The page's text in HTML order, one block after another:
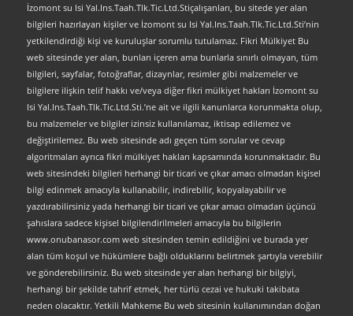
İzomont su Isi Yal.Ins.Taah.Tlk.Tic.Ltd.Stiçalışanları, bu sitede yer alan
bilgileri hazırlayan kişiler ve İzomont su Isi Yal.Ins.Taah.Tlk.Tic.Ltd.Sti’nin
yetkilendirdiği kişi ve kuruluşlar sorumlu tutulamaz. Fikri Mülkiyet Bu
web sitesinde yer alan, bunları içeren ama bunlarla sınırlı olmayan, tüm
bilgileri, sayfalar, fotoğraflar, dizaynlar, resimler gibi malzemeler ve
bilgilere ilişkin telif hakkı ve/veya diğer fikri mülkiyet hakları İzomont su
Isi Yal.Ins.Taah.Tlk.Tic.Ltd.Sti.’ne ait ve ilgili kanunlarca korunmakta olup,
bu malzemeler ve bilgiler izinsiz kullanılamaz, iktisap edilemez ve
değiştirilemez. Bu web sitesinde adı geçen tüm sorular ve cevap
algoritmaları ayrıca fikri mülkiyet hakları kapsamında korunmaktadır. Bu
web sitesindeki bilgileri herhangi bir ticari ve çıkar amacı olmadan kişisel
bilgi edinmek amacıyla kullanabilir, indirebilir, kopyalayabilir ve
yazdırabilirsiniz yada herhangi bir ticari ve çıkar amacı olmadan üçüncü
şahıslara sadece kişisel bilgilendirilmeleri amacıyla bu bilgilerin
www.onubanasor.com web sitesinden temin edildiğini ve burada yer
alan tüm koşul ve hükümlere bağlı olduklarını belirtmek şartıyla verebilir
ve gönderebilirsiniz. Bu web sitesinde yer alan herhangi bir bilgiyi,
herhangi bir şekilde tahrif etmek, her türlü cezai ve hukuki takibata
neden olacaktır. Yetkili Mahkeme Bu web sitesinin kullanımından doğan